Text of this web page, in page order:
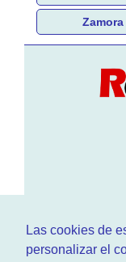
Las cookies de
personalizar el
Zamora
En
larenovación